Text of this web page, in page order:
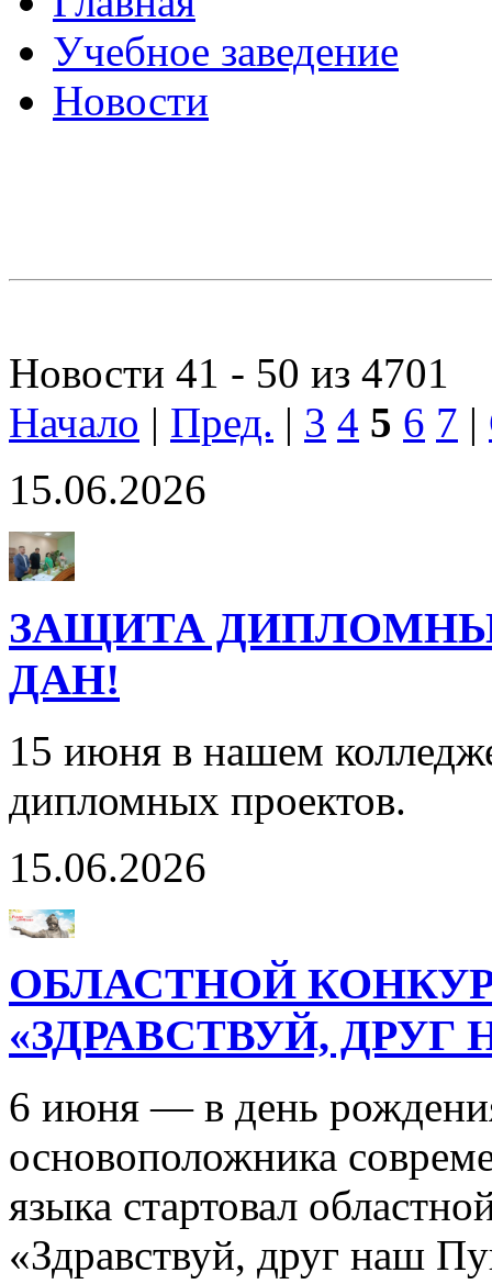
Учебное заведение
Новости
Новости 41 - 50 из 4701
Начало | Пред. | 3 4 5 6 7 |
15.06.2026
ЗАЩИТА
ДАН!
15 июня в нашем
дипломных проектов.
15.06.2026
ОБЛАСТНОЙ
«ЗДРАВСТВУЙ,
6 июня — в день
основоположника
языка стартовал
«Здравствуй, друг наш